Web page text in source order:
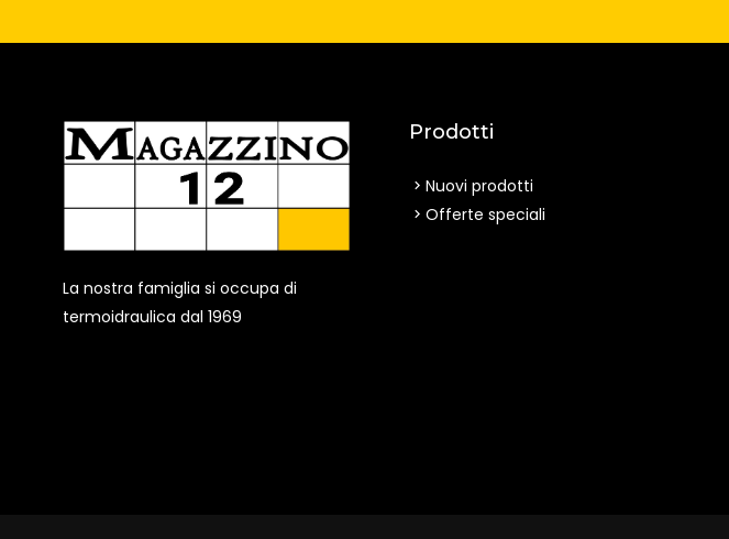
La nostra famiglia si occupa di
termoidraulica dal 1969
Prodotti
Nuovi prodotti
Offerte speciali